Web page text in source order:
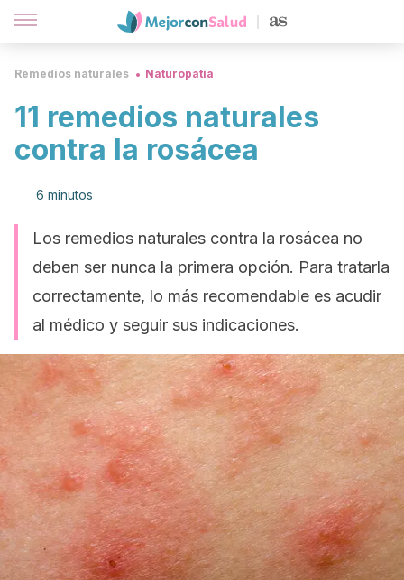
Remedios naturales Naturopatía
11 remedios naturales
contra la rosácea
6 minutos
Los remedios naturales contra la rosácea no
deben ser nunca la primera opción. Para tratarla
correctamente, lo más recomendable es acudir
al médico y seguir sus indicaciones.